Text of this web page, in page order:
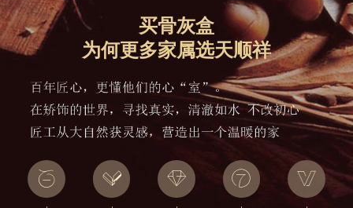
买骨灰盒
为何更多家属选天顺祥